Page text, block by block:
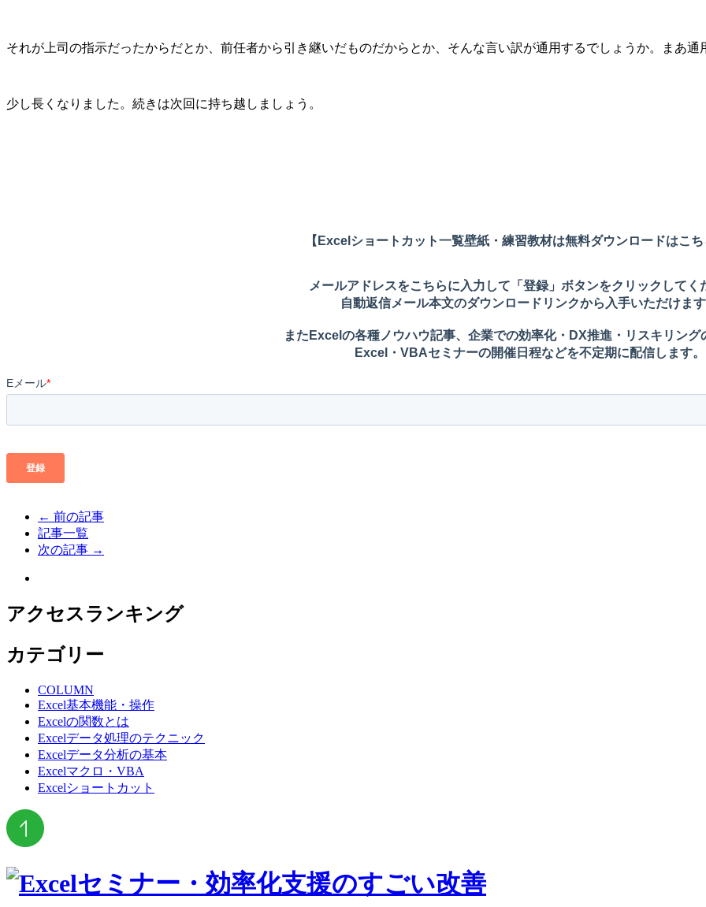
それが上司の指示だったからだとか、前任者から引き継いだものだからとか、そんな言い訳が通用するでしょうか。まあ
少し長くなりました。続きは次回に持ち越しましょう。
← 前の記事
記事一覧
次の記事 →
アクセスランキング
カテゴリー
COLUMN
Excel基本機能・操作
Excelの関数とは
Excelデータ処理のテクニック
Excelデータ分析の基本
Excelマクロ・VBA
Excelショートカット